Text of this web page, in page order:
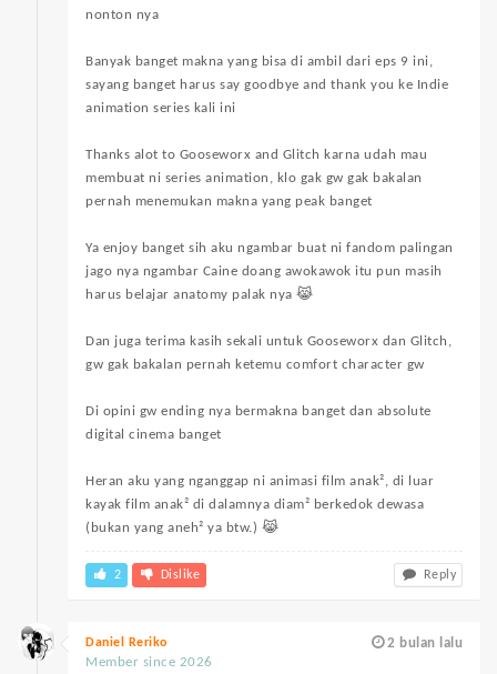
nonton nya
Banyak banget makna yang bisa di ambil dari eps 9 ini,
sayang banget harus say goodbye and thank you ke Indie
animation series kali ini
Thanks alot to Gooseworx and Glitch karna udah mau
membuat ni series animation, klo gak gw gak bakalan
pernah menemukan makna yang peak banget
Ya enjoy banget sih aku ngambar buat ni fandom palingan
jago nya ngambar Caine doang awokawok itu pun masih
harus belajar anatomy palak nya 😹
Dan juga terima kasih sekali untuk Gooseworx dan Glitch,
gw gak bakalan pernah ketemu comfort character gw
Di opini gw ending nya bermakna banget dan absolute
digital cinema banget
Heran aku yang nganggap ni animasi film anak², di luar
kayak film anak² di dalamnya diam² berkedok dewasa
(bukan yang aneh² ya btw.) 😹
2 Dislike Reply
2 bulan lalu
Daniel Reriko
Member since 2026